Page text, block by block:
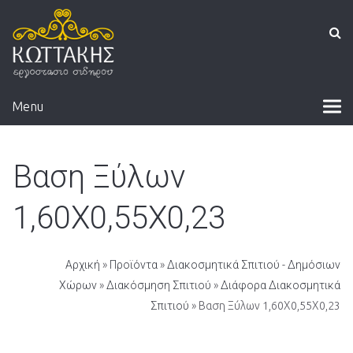
Menu
Βαση Ξύλων
1,60Χ0,55Χ0,23
Αρχική » Προϊόντα »Διακοσμητικά Σπιτιού - Δημόσιων
Χώρων»Διακόσμηση Σπιτιού »Διάφορα Διακοσμητικά
Σπιτιού » Βαση Ξύλων 1,60Χ0,55Χ0,23